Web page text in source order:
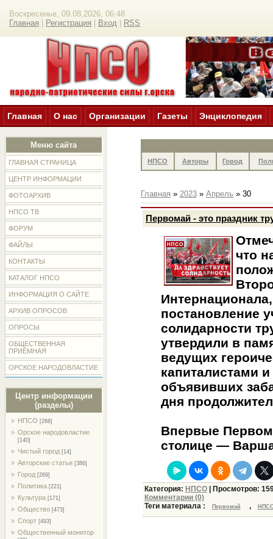
Воскресенье, 09.08.2026, 06:48
Главная
Регистрация Вход RSS
Главная О нас Организации Газеты Энциклопедия
Меню сайта
ГЛАВНАЯ СТРАНИЦА
ЦЕНТР ИНФОРМАЦИИ
ФОТОАРХИВ
НПСО ТВ
ФОРУМ
ФАЙЛЫ
КОНТАКТЫ
КАТАЛОГ НПСО
ИНФОРМАЦИЯ О САЙТЕ
АРХИВ ОПРОСОВ
ОПРОСЫ
ОБЩЕСТВЕННАЯ
ПРИЁМНАЯ
ОРСКОЕ НАРОДОВЛАСТИЕ
Центр информации
(разделы)
НПСО [268]
Орское народовластие
[140]
Чистый город [14]
Авторские статьи [386]
Город [269]
Политика [221]
Культура [171]
Общество [473]
Спорт [493]
Общественный монитор
НПСО Авторы Город
Главная » 2023 » Апрель » 30
Первомай - это праздник
что
постановление
солидарности
утвердили в
ведущих
капиталистами
объявивших
дня
Впервые
столице —
Категория: НПСО| Просмотров:
Комментарии (0)
Теги материала :
Первомай ,